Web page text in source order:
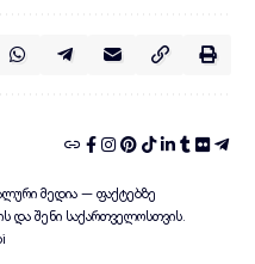
მედია — ფაქტებზე
და შენი საქართველოსთვის.